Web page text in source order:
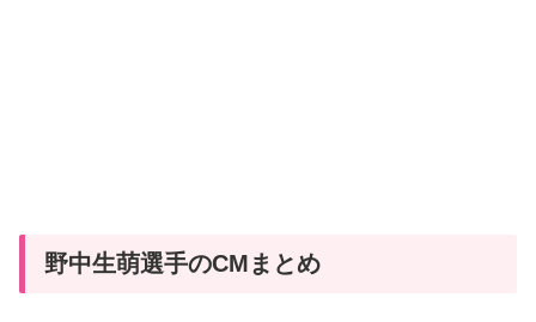
野中生萌選手のCMまとめ